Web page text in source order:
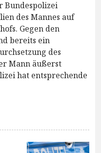
Bundespolizei
des Mannes auf
Gegen den
bereits ein
des
Mann äußerst
hat entsprechende